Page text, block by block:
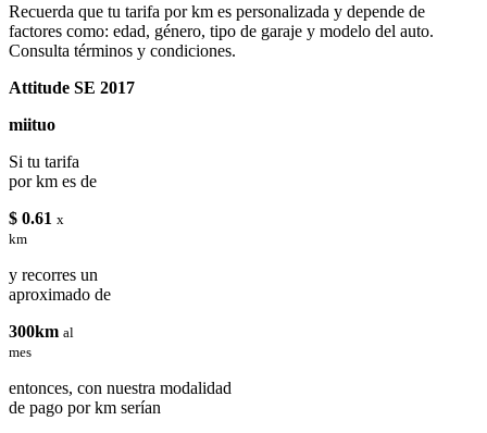
Recuerda que tu tarifa por km es personalizada y depende de
factores como: edad, género, tipo de garaje y modelo del auto.
Consulta términos y condiciones.
Attitude SE 2017
miituo
Si tu tarifa
por km es de
$ 0.61 x
km
y recorres un
aproximado de
300km al
mes
entonces, con nuestra modalidad
de pago por km serían